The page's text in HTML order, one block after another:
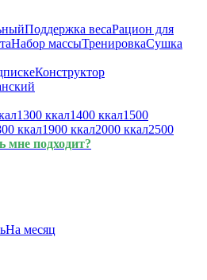
Поддержка весаРацион для
Набор массыТренировкаСушка
Конструктор
1300 ккал1400 ккал1500
ккал1900 ккал2000 ккал2500
мне подходит?
На месяц